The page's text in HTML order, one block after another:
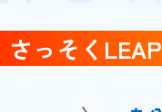
さっそく